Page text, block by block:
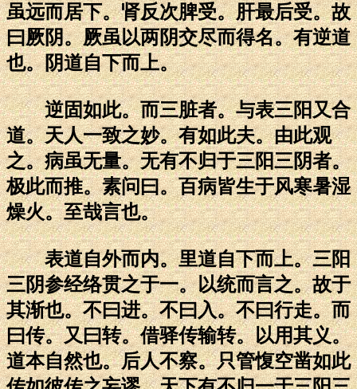
虽远而居下。肾反次脾受。肝最后受。故
曰厥阴。厥虽以两阴交尽而得名。有逆道
也。阴道自下而上。
逆固如此。而三脏者。与表三阳又合
道。天人一致之妙。有如此夫。由此观
之。病虽无量。无有不归于三阳三阴者。
极此而推。素问曰。百病皆生于风寒暑湿
燥火。至哉言也。
表道自外而内。里道自下而上。三阳
三阴参经络贯之于一。以统而言之。故于
其渐也。不曰进。不曰入。不曰行走。而
曰传。又曰转。借驿传输转。以用其义。
道本自然也。后人不察。只管愎空凿如此